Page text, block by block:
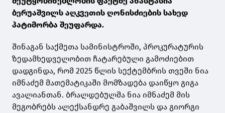
ბერუაშვილს აღკვეთის ღონისძიების სახედ
პატიმორბა შეუფარდა.
შინაგან საქმეთა სამინისტროში, პროკურატურის
ზედამხედველობით ჩატარებული გამოძიებით
დადგინდა, რომ 2025 წლის სექტემბრის თვეში ნია
იმნაძემ მათემატიკაში მომზადება დაიწყო გიგა
ავალიანთან. ბრალდებულმა ნია იმნაძემ მის
მეგობრებს ალექსანდრე გაბაშვილს და გიორგი